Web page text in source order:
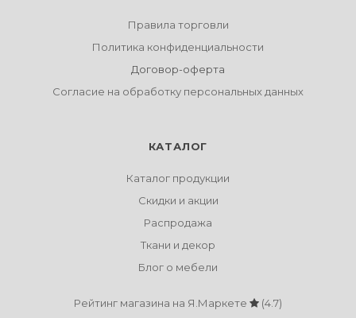
Правила торговли
Политика конфиденциальности
Договор-оферта
Согласие на обработку персональных данных
КАТАЛОГ
Каталог продукции
Скидки и акции
Распродажа
Ткани и декор
Блог о мебели
Рейтинг магазина на Я.Маркете
(4.7)